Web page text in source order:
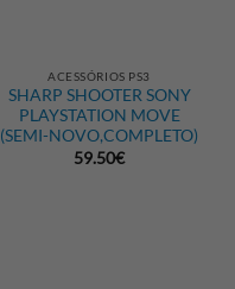
ACESSÓRIOS PS3
SHARP SHOOTER SONY
PLAYSTATION MOVE
(SEMI-NOVO,COMPLETO)
59.50€